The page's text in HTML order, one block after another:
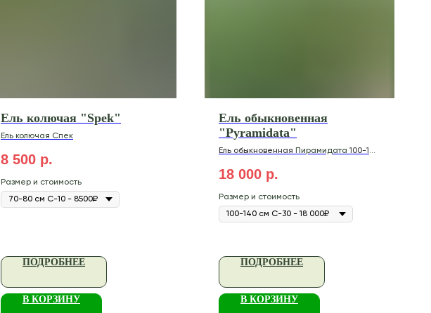
Ель колючая "Spek"
Ель колючая Спек
8 500 р.
Размер и стоимость
ПОДРОБНЕЕ
В КОРЗИНУ
Ель обыкновенная
"Pyramidata"
Ель обыкновенная Пирамидата 100-140
18 000 р.
Размер и стоимость
ПОДРОБНЕЕ
В КОРЗИНУ